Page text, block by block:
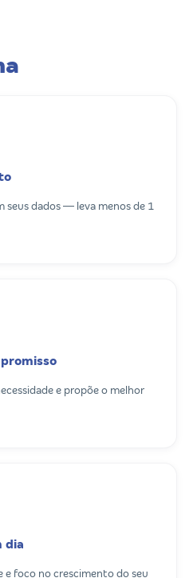
seus dados — leva menos de 1
e propõe o melhor
dia
e foco no crescimento do seu